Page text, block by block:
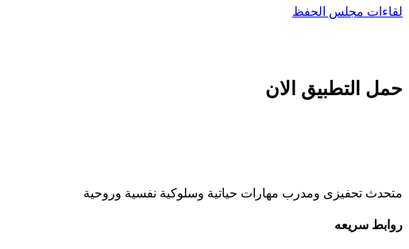
لقاءات مجلس الحفظ
حمل التطبيق الان
متحدث تحفيزى ومدرب مهارات حياتية وسلوكية نفسية وروحية
روابط سريعه